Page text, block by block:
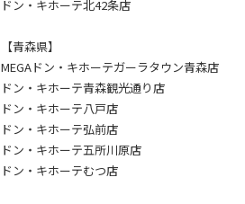
ドン・キホーテ北42条店
【青森県】
MEGAドン・キホーテガーラタウン青森店
ドン・キホーテ青森観光通り店
ドン・キホーテ八戸店
ドン・キホーテ弘前店
ドン・キホーテ五所川原店
ドン・キホーテむつ店